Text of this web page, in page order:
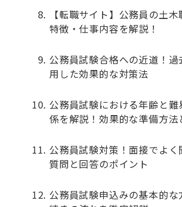
【転職サイト】公務員の土木
特徴・仕事内容を解説！
公務員試験合格への近道！過
用した効果的な対策法
公務員試験における年齢と難
係を解説！効果的な準備方法
公務員試験対策！面接でよく
質問と回答のポイント
公務員試験申込みの基本的な